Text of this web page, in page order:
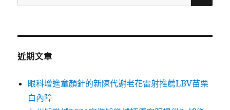
尋
鍵
近期文章
眼科增進童顏針的新陳代謝老花雷射推薦LBV苗栗
白內障